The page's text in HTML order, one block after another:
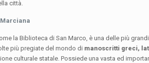
città.
la Biblioteca di San Marco, è una delle più
più pregiate del mondo di manoscritti greci,
culturale statale. Possiede una vasta ed